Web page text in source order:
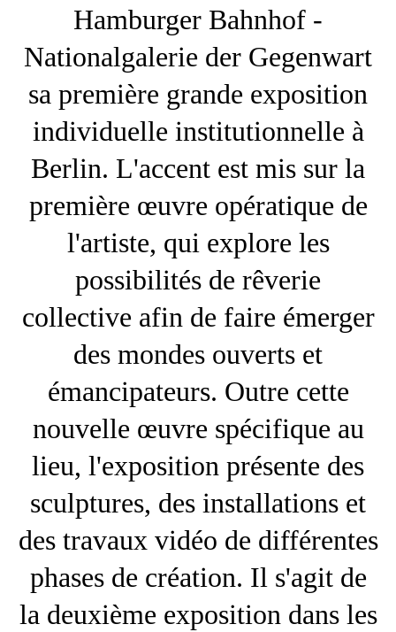
Hamburger Bahnhof -
Nationalgalerie der Gegenwart
sa première grande exposition
individuelle institutionnelle à
Berlin. L'accent est mis sur la
première œuvre opératique de
l'artiste, qui explore les
possibilités de rêverie
collective afin de faire émerger
des mondes ouverts et
émancipateurs. Outre cette
nouvelle œuvre spécifique au
lieu, l'exposition présente des
sculptures, des installations et
des travaux vidéo de différentes
phases de création. Il s'agit de
la deuxième exposition dans les